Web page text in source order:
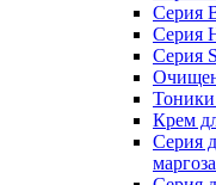
Серия
Серия
Серия
Крем
Серия